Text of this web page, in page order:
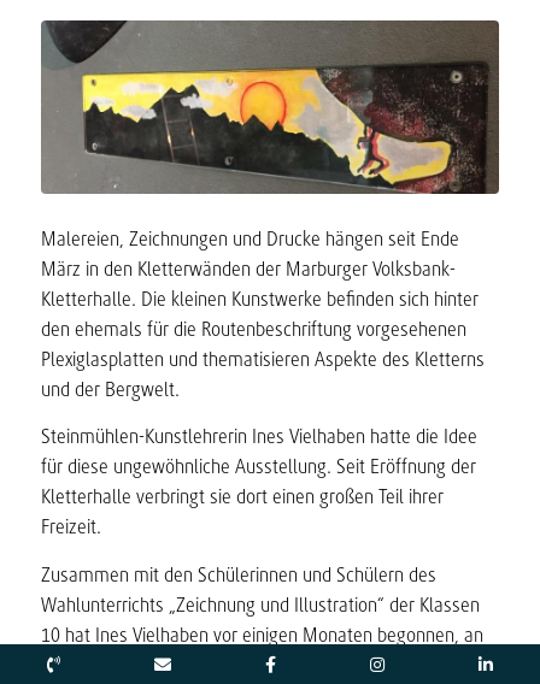
Malereien, Zeichnungen und Drucke hängen seit Ende
März in den Kletterwänden der Marburger Volksbank-
Kletterhalle. Die kleinen Kunstwerke befinden sich hinter
den ehemals für die Routenbeschriftung vorgesehenen
Plexiglasplatten und thematisieren Aspekte des Kletterns
und der Bergwelt.
Steinmühlen-Kunstlehrerin Ines Vielhaben hatte die Idee
für diese ungewöhnliche Ausstellung. Seit Eröffnung der
Kletterhalle verbringt sie dort einen großen Teil ihrer
Freizeit.
Zusammen mit den Schülerinnen und Schülern des
Wahlunterrichts „Zeichnung und Illustration“ der Klassen
10 hat Ines Vielhaben vor einigen Monaten begonnen, an
den Bildern zu arbeiten. Von der Idee einer